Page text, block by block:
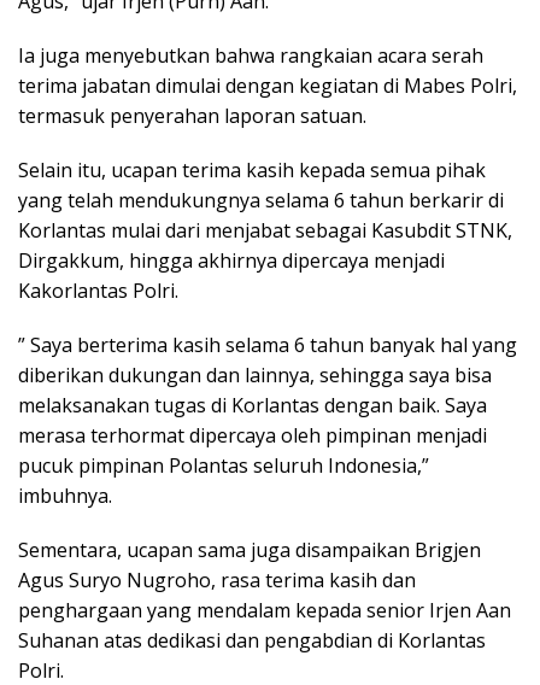
Ia juga menyebutkan bahwa rangkaian acara serah
terima jabatan dimulai dengan kegiatan di Mabes Polri,
termasuk penyerahan laporan satuan.
Selain itu, ucapan terima kasih kepada semua pihak
yang telah mendukungnya selama 6 tahun berkarir di
Korlantas mulai dari menjabat sebagai Kasubdit STNK,
Dirgakkum, hingga akhirnya dipercaya menjadi
Kakorlantas Polri.
” Saya berterima kasih selama 6 tahun banyak hal yang
diberikan dukungan dan lainnya, sehingga saya bisa
melaksanakan tugas di Korlantas dengan baik. Saya
merasa terhormat dipercaya oleh pimpinan menjadi
pucuk pimpinan Polantas seluruh Indonesia,”
imbuhnya.
Sementara, ucapan sama juga disampaikan Brigjen
Agus Suryo Nugroho, rasa terima kasih dan
penghargaan yang mendalam kepada senior Irjen Aan
Suhanan atas dedikasi dan pengabdian di Korlantas
Polri.